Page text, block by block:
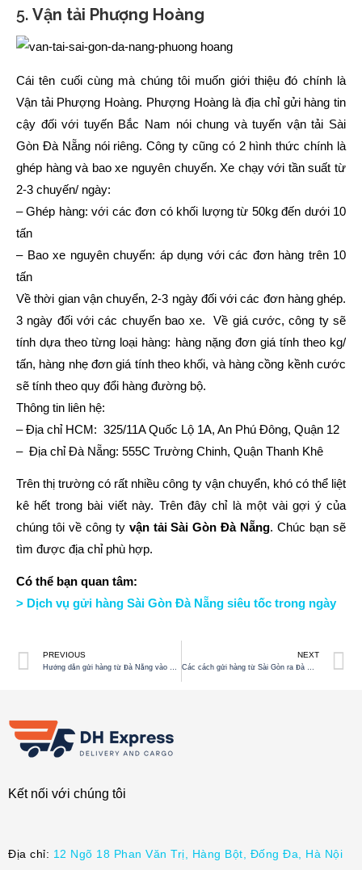
5. Vận tải Phượng Hoàng
Cái tên cuối cùng mà chúng tôi muốn giới thiệu đó chính là
Vận tải Phượng Hoàng. Phượng Hoàng là địa chỉ gửi hàng tin
cậy đối với tuyến Bắc Nam nói chung và tuyến vận tải Sài
Gòn Đà Nẵng nói riêng. Công ty cũng có 2 hình thức chính là
ghép hàng và bao xe nguyên chuyến. Xe chạy với tần suất từ
2-3 chuyến/ ngày:
– Ghép hàng: với các đơn có khối lượng từ 50kg đến dưới 10
tấn
– Bao xe nguyên chuyến: áp dụng với các đơn hàng trên 10
tấn
Về thời gian vận chuyển, 2-3 ngày đối với các đơn hàng ghép.
3 ngày đối với các chuyến bao xe. Về giá cước, công ty sẽ
tính dựa theo từng loại hàng: hàng nặng đơn giá tính theo kg/
tấn, hàng nhẹ đơn giá tính theo khối, và hàng cồng kềnh cước
sẽ tính theo quy đổi hàng đường bộ.
Thông tin liên hệ:
– Địa chỉ HCM: 325/11A Quốc Lộ 1A, An Phú Đông, Quận 12
– Địa chỉ Đà Nẵng: 555C Trường Chinh, Quận Thanh Khê
Trên thị trường có rất nhiều công ty vận chuyển, khó có thể liệt
kê hết trong bài viết này. Trên đây chỉ là một vài gợi ý của
chúng tôi về công ty vận tải Sài Gòn Đà Nẵng. Chúc bạn sẽ
tìm được địa chỉ phù hợp.
Có thể bạn quan tâm:
> Dịch vụ gửi hàng Sài Gòn Đà Nẵng siêu tốc trong ngày
PREVIOUS
Hướng dẫn gửi hàng từ Đà Nẵng vào Sài Gòn CHI TIẾT NHẤT
NEXT
Các cách gửi hàng từ Sài Gòn ra Đà Nẵng, địa chỉ gửi hàng uy tín?
Kết nối với chúng tôi
Địa chỉ: 12 Ngõ 18 Phan Văn Trị, Hàng Bột, Đống Đa, Hà Nội